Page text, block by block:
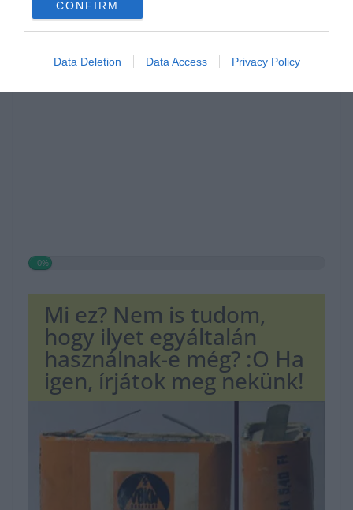
CONFIRM
Data Deletion Data Access Privacy Policy
Hirdetés
0%
Mi ez? Nem is tudom,
hogy ilyet egyáltalán
használnak-e még? :O Ha
igen, írjátok meg nekünk!